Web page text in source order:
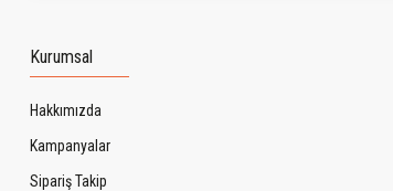
Kurumsal
Hakkımızda
Kampanyalar
Sipariş Takip